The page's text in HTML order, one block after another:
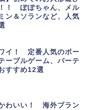
！ ぽぽちゃん、メル
ン＆ソランなど、人気
イ！ 定番人気のボー
ーブルゲーム、パーテ
すすめ12選
わいい！ 海外ブラン